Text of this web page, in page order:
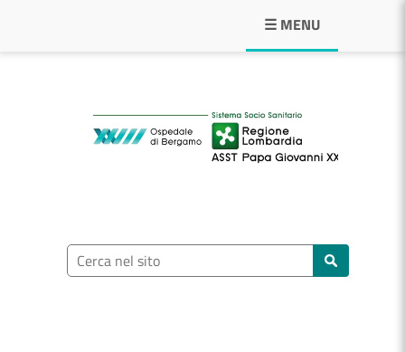
☰ MENU
ASST Papa
Ricerca nel sito